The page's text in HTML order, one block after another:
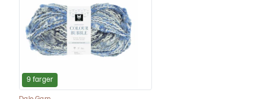
9 farger